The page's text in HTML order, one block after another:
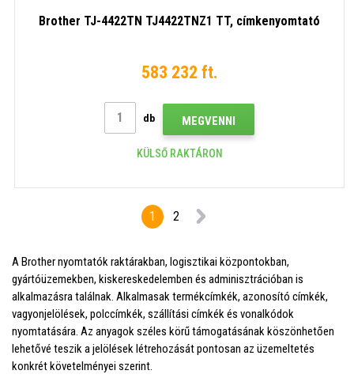
Brother TJ-4422TN TJ4422TNZ1 TT, címkenyomtató
583 232 ft.
db MEGVENNI
KÜLSŐ RAKTÁRON
1 2
A Brother nyomtatók raktárakban, logisztikai központokban,
gyártóüzemekben, kiskereskedelemben és adminisztrációban is
alkalmazásra találnak. Alkalmasak termékcímkék, azonosító címkék,
vagyonjelölések, polccímkék, szállítási címkék és vonalkódok
nyomtatására. Az anyagok széles körű támogatásának köszönhetően
lehetővé teszik a jelölések létrehozását pontosan az üzemeltetés
konkrét követelményei szerint.